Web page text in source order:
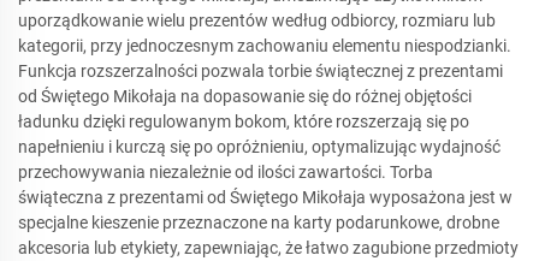
uporządkowanie wielu prezentów według odbiorcy, rozmiaru lub
kategorii, przy jednoczesnym zachowaniu elementu niespodzianki.
Funkcja rozszerzalności pozwala torbie świątecznej z prezentami
od Świętego Mikołaja na dopasowanie się do różnej objętości
ładunku dzięki regulowanym bokom, które rozszerzają się po
napełnieniu i kurczą się po opróżnieniu, optymalizując wydajność
przechowywania niezależnie od ilości zawartości. Torba
świąteczna z prezentami od Świętego Mikołaja wyposażona jest w
specjalne kieszenie przeznaczone na karty podarunkowe, drobne
akcesoria lub etykiety, zapewniając, że łatwo zagubione przedmioty